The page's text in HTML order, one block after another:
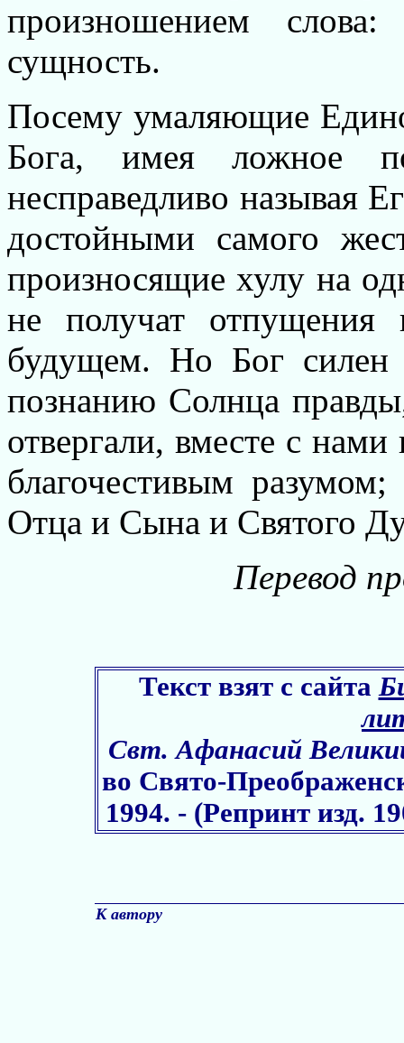
произношением слова:
сущность.
Посему умаляющие
Бога, имея ложное
несправедливо называя
достойными самого
произносящие хулу на
не получат
будущем. Но Бог силен
познанию Солнца
отвергали, вместе с
благочестивым
Отца и Сына и Святого
Перевод
Текст взят с сайта
Свт. Афанасий
во Свято-
1994. - (Репринт изд.
К автору